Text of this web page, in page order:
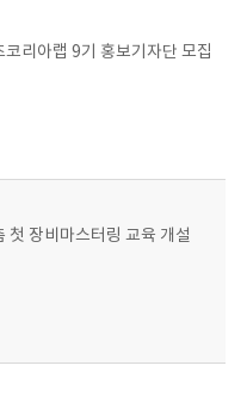
리아랩 9기 홍보기자단 모집
첫 장비마스터링 교육 개설